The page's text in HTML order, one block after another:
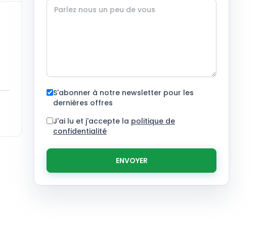
S'abonner à notre newsletter pour les
dernières offres
J'ai lu et j'accepte la politique de
confidentialité
ENVOYER